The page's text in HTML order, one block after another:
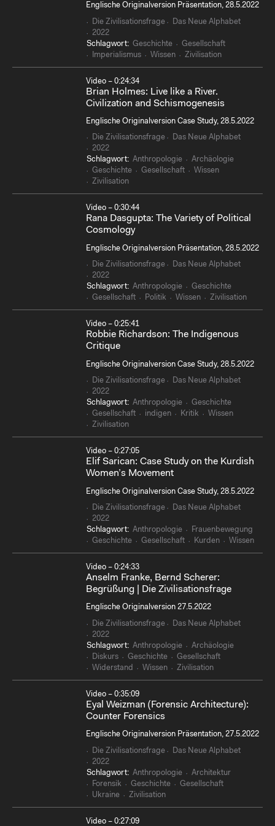
Englische Originalversion Präsentation, 28.5.2022
Die Zivilisationsfrage
Das Neue Alphabet
2022
Schlagwort: Geschichte
Gesellschaft
Imperialismus
Wissen Zivilisation
Video – 0:24:34
Brian Holmes: Live like a River.
Civilization and Schismogenesis
Englische Originalversion Case Study, 28.5.2022
Die Zivilisationsfrage
Das Neue Alphabet
2022
Schlagwort: Anthropologie
Archäologie
Geschichte
Gesellschaft
Wissen
Zivilisation
Video – 0:30:44
Rana Dasgupta: The Variety of Political
Cosmology
Englische Originalversion Präsentation, 28.5.2022
Die Zivilisationsfrage
Das Neue Alphabet
2022
Schlagwort: Anthropologie
Geschichte
Gesellschaft
Politik Wissen Zivilisation
Video – 0:25:41
Robbie Richardson: The Indigenous
Critique
Englische Originalversion Case Study, 28.5.2022
Die Zivilisationsfrage
Das Neue Alphabet
2022
Schlagwort: Anthropologie
Geschichte
Gesellschaft
indigen Kritik
Wissen
Zivilisation
Video – 0:27:05
Elif Sarican: Case Study on the Kurdish
Women’s Movement
Englische Originalversion Case Study, 28.5.2022
Die Zivilisationsfrage
Das Neue Alphabet
2022
Schlagwort: Anthropologie
Frauenbewegung
Geschichte
Gesellschaft Kurden Wissen
Video – 0:24:33
Anselm Franke, Bernd Scherer:
Begrüßung | Die Zivilisationsfrage
Englische Originalversion 27.5.2022
Die Zivilisationsfrage
Das Neue Alphabet
2022
Schlagwort: Anthropologie
Archäologie
Diskurs
Geschichte
Gesellschaft
Widerstand
Wissen Zivilisation
Video – 0:35:09
Eyal Weizman (Forensic Architecture):
Counter Forensics
Englische Originalversion Präsentation, 27.5.2022
Die Zivilisationsfrage
Das Neue Alphabet
2022
Schlagwort: Anthropologie
Architektur
Forensik
Geschichte
Gesellschaft
Ukraine
Zivilisation
Video – 0:27:09